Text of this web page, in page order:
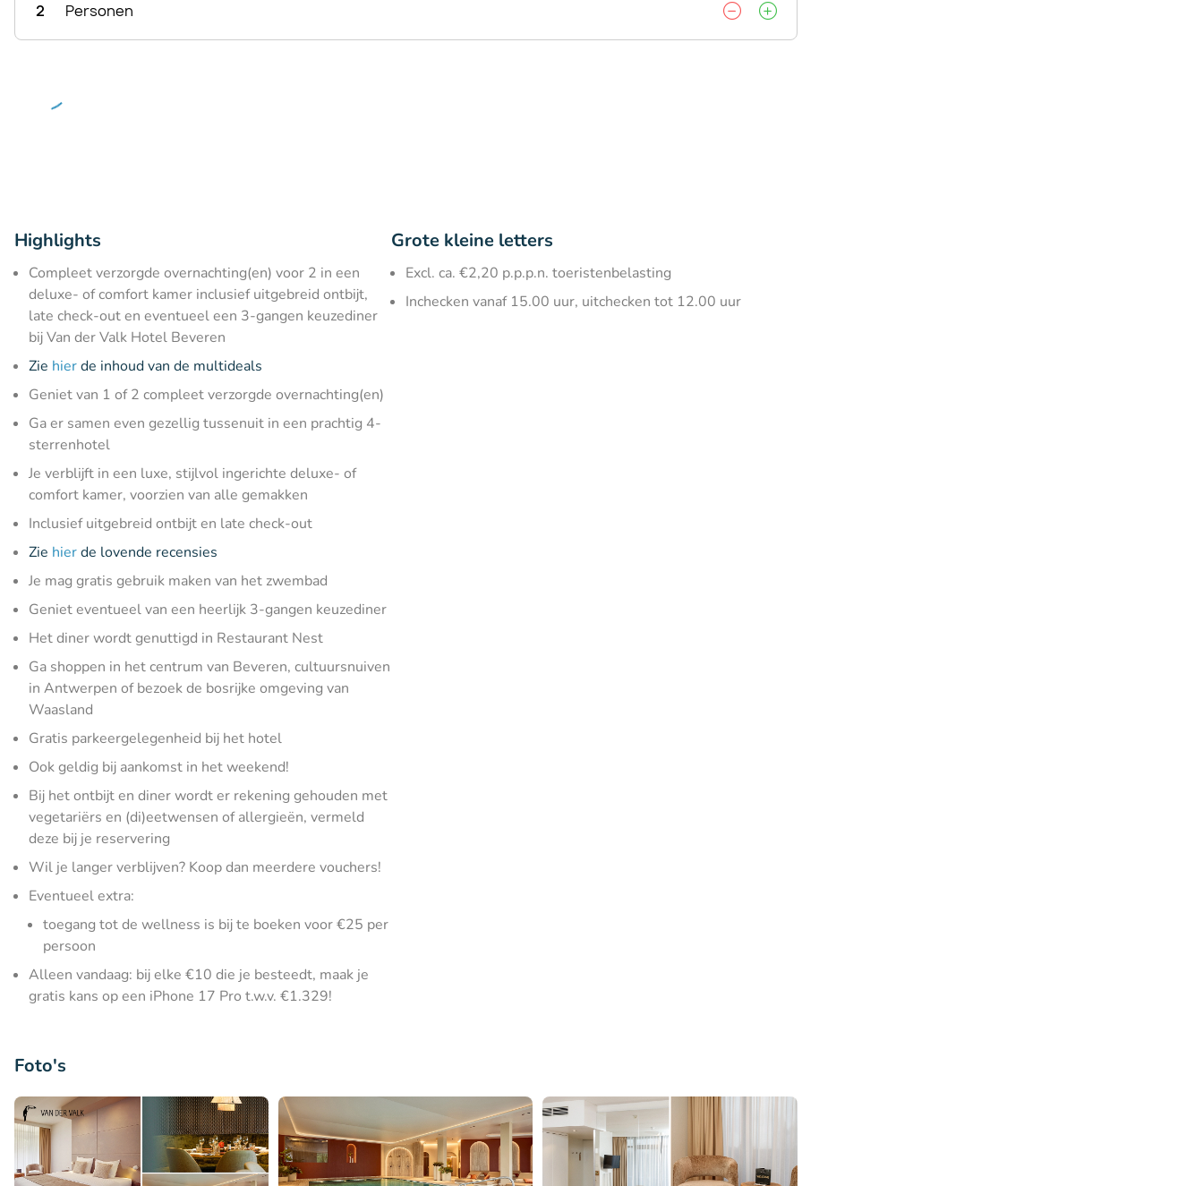
2 Personen
Highlights
Compleet verzorgde overnachting(en) voor 2 in een
deluxe- of comfort kamer inclusief uitgebreid ontbijt,
late check-out en eventueel een 3-gangen keuzediner
bij Van der Valk Hotel Beveren
Zie hierde inhoud van de multideals
Geniet van 1 of 2 compleet verzorgde overnachting(en)
Ga er samen even gezellig tussenuit in een prachtig 4-
sterrenhotel
Je verblijft in een luxe, stijlvol ingerichte deluxe- of
comfort kamer, voorzien van alle gemakken
Inclusief uitgebreid ontbijt en late check-out
Zie hierde lovende recensies
Je mag gratis gebruik maken van het zwembad
Geniet eventueel van een heerlijk 3-gangen keuzediner
Het diner wordt genuttigd in Restaurant Nest
Ga shoppen in het centrum van Beveren, cultuursnuiven
in Antwerpen of bezoek de bosrijke omgeving van
Waasland
Gratis parkeergelegenheid bij het hotel
Ook geldig bij aankomst in het weekend!
Bij het ontbijt en diner wordt er rekening gehouden met
vegetariërs en (di)eetwensen of allergieën, vermeld
deze bij je reservering
Wil je langer verblijven? Koop dan meerdere vouchers!
Eventueel extra:
toegang tot de wellness is bij te boeken voor €25 per
persoon
Alleen vandaag: bij elke €10 die je besteedt, maak je
gratis kans op een iPhone 17 Pro t.w.v. €1.329!
Grote kleine letters
Excl. ca. €2,20 p.p.p.n. toeristenbelasting
Inchecken vanaf 15.00 uur, uitchecken tot 12.00 uur
Foto's